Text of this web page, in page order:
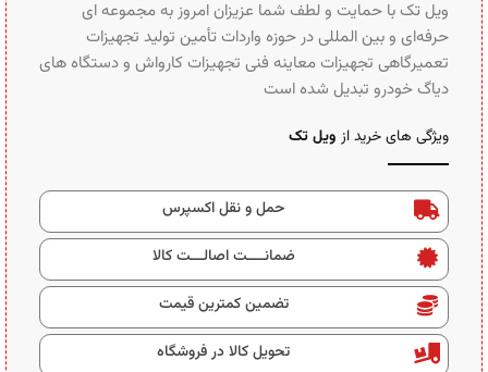
ویل تک با حمایت و لطف شما عزیزان امروز به مجموعه ای
حرفه‌ای و بین‌ المللی در حوزه واردات تأمین تولید تجهیزات
تعمیرگاهی تجهیزات معاینه فنی تجهیزات کارواش و دستگاه های
دیاگ خودرو تبدیل شده است
ویژگی های خرید از ویل تک
حمل و نقل اکسپرس
ضمانــــت اصالـــت کالا
تضمین کمترین قیمت
تحویل کالا در فروشگاه